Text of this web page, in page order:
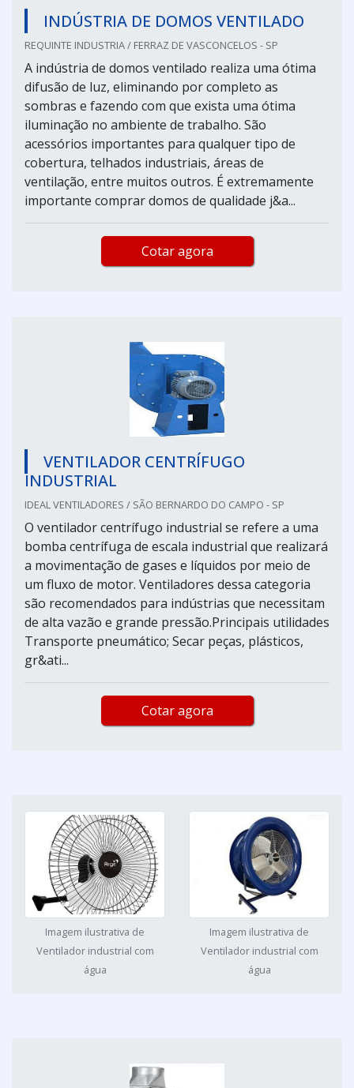
INDÚSTRIA DE DOMOS VENTILADO
REQUINTE INDUSTRIA / FERRAZ DE VASCONCELOS - SP
A indústria de domos ventilado realiza uma ótima
difusão de luz, eliminando por completo as
sombras e fazendo com que exista uma ótima
iluminação no ambiente de trabalho. São
acessórios importantes para qualquer tipo de
cobertura, telhados industriais, áreas de
ventilação, entre muitos outros. É extremamente
importante comprar domos de qualidade j&a...
Cotar agora
VENTILADOR CENTRÍFUGO
INDUSTRIAL
IDEAL VENTILADORES / SÃO BERNARDO DO CAMPO - SP
O ventilador centrífugo industrial se refere a uma
bomba centrífuga de escala industrial que realizará
a movimentação de gases e líquidos por meio de
um fluxo de motor. Ventiladores dessa categoria
são recomendados para indústrias que necessitam
de alta vazão e grande pressão.Principais utilidades
Transporte pneumático; Secar peças, plásticos,
gr&ati...
Cotar agora
Imagem ilustrativa de
Ventilador industrial com
água
Imagem ilustrativa de
Ventilador industrial com
água